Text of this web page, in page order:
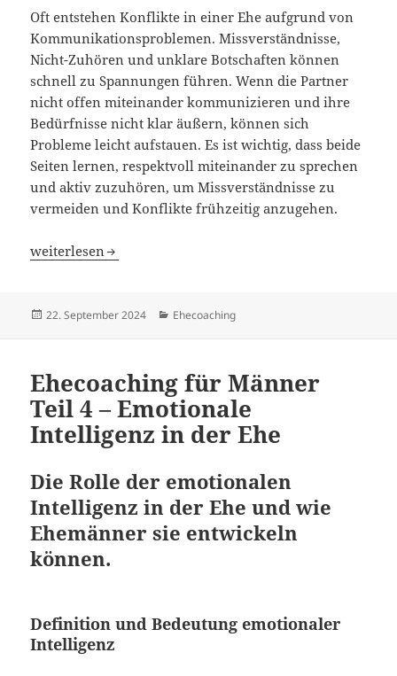
Oft entstehen Konflikte in einer Ehe aufgrund von
Kommunikationsproblemen. Missverständnisse,
Nicht-Zuhören und unklare Botschaften können
schnell zu Spannungen führen. Wenn die Partner
nicht offen miteinander kommunizieren und ihre
Bedürfnisse nicht klar äußern, können sich
Probleme leicht aufstauen. Es ist wichtig, dass beide
Seiten lernen, respektvoll miteinander zu sprechen
und aktiv zuzuhören, um Missverständnisse zu
vermeiden und Konflikte frühzeitig anzugehen.
Ehecoaching für Männer Teil 5 -Konfliktlösung leicht
weiterlesen
Veröffentlicht
22. September 2024 Kategorien
Ehecoaching
Ehecoaching für Männer
Teil 4 – Emotionale
Intelligenz in der Ehe
Die Rolle der emotionalen
Intelligenz in der Ehe und wie
Ehemänner sie entwickeln
können.
Definition und Bedeutung emotionaler
Intelligenz